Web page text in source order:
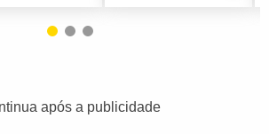
após a publicidade